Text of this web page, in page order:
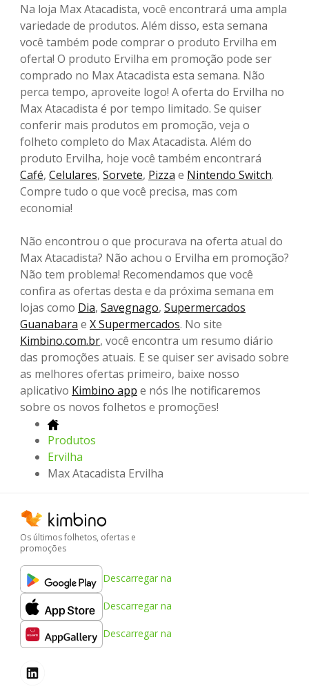
Na loja Max Atacadista, você encontrará uma ampla
variedade de produtos. Além disso, esta semana
você também pode comprar o produto Ervilha em
oferta! O produto Ervilha em promoção pode ser
comprado no Max Atacadista esta semana. Não
perca tempo, aproveite logo! A oferta do Ervilha no
Max Atacadista é por tempo limitado. Se quiser
conferir mais produtos em promoção, veja o
folheto completo do Max Atacadista. Além do
produto Ervilha, hoje você também encontrará
Café, Celulares, Sorvete, Pizza e Nintendo Switch.
Compre tudo o que você precisa, mas com
economia!
Não encontrou o que procurava na oferta atual do
Max Atacadista? Não achou o Ervilha em promoção?
Não tem problema! Recomendamos que você
confira as ofertas desta e da próxima semana em
lojas como Dia, Savegnago, Supermercados
Guanabara e X Supermercados. No site
Kimbino.com.br, você encontra um resumo diário
das promoções atuais. E se quiser ser avisado sobre
as melhores ofertas primeiro, baixe nosso
aplicativo Kimbino app e nós lhe notificaremos
sobre os novos folhetos e promoções!
Produtos
Ervilha
Max Atacadista Ervilha
Os últimos folhetos, ofertas e
promoções
Descarregar na
Descarregar na
Descarregar na